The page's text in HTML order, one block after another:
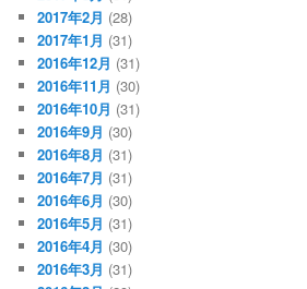
2017年2月 (28)
2017年1月 (31)
2016年12月 (31)
2016年11月 (30)
2016年10月 (31)
2016年9月 (30)
2016年8月 (31)
2016年7月 (31)
2016年6月 (30)
2016年5月 (31)
2016年4月 (30)
2016年3月 (31)